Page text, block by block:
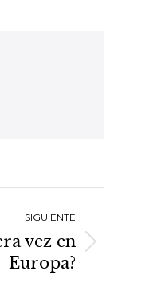
SIGUIENTE
vez en
Europa?